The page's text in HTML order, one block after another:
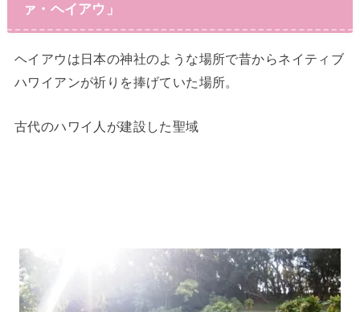
ァ・ヘイアウ」
ヘイアウは日本の神社のような場所で昔からネイティブ
ハワイアンが祈りを捧げていた場所。
古代のハワイ人が建設した聖域